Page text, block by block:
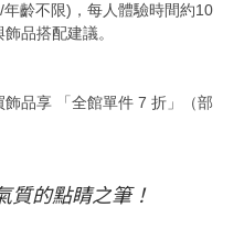
齡不限)，每人體驗時間約10
品搭配建議。
品享 「全館單件 7 折」（部
質的點睛之筆！